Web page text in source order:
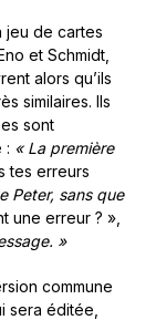
jeu de cartes
et Schmidt,
alors qu’ils
similaires. Ils
sont
: «La première
tes erreurs
Peter, sans que
une erreur ? »,
»
commune
sera éditée,